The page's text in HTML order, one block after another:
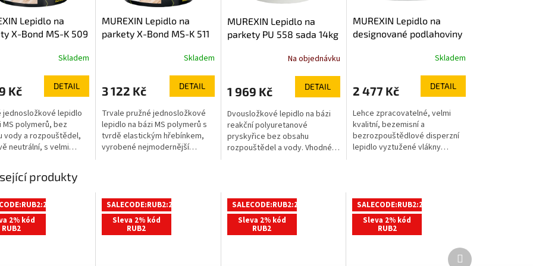
produkty
2% kód
RUB2
SALECODE:RUB2:2:%
Sleva 2% kód
RUB2
SALECODE:RUB2:2:%
Sleva 2% kód
RUB2
SALECODE:RUB2:2:%
Sleva 2% kód
RUB2
Další
Lepidlo na
X-Bond MS-K 509
Skladem
Kč DETAIL
jednosložkové lepidlo
MS polymerů, bez
vody a rozpouštědel,
neutrální, s velmi
k okamžité aplikaci.
k lepení prakticky
vlysů (16 – 22mm),
krytin,
i třívrstvých
MUREXIN Lepidlo na
parkety X-Bond MS-K 511
Skladem
3 122 Kč DETAIL
Trvale pružné jednosložkové
lepidlo na bázi MS polymerů s
tvrdě elastickým hřebínkem,
vyrobené nejmodernější
interiéru k lepení parket tl. 16 -
22mm, masivních prken,
elkoformátových vícevrstvých
dílců, dvouvrstvých a
MUREXIN Lepidlo na
parkety PU 558 sada 14kg
Na objednávku
1 969 Kč DETAIL
Dvousložkové lepidlo na bázi
reakční polyuretanové
pryskyřice bez obsahu
rozpouštědel a vody. Vhodné
konečná pevnost
MUREXIN Lepidlo na
designované podlahoviny
Skladem
2 477 Kč DETAIL
Lehce zpracovatelné, velmi
kvalitní, bezemisní a
bezrozpouštědlové disperzní
lepidlo vyztužené vlákny
(„vinylu“), PVC a CV podlahovin
všeho druhu v pásech i
dlaždicích, kaučuku v pásech i
dlaždicích do 3,2 mm a
polyolefinu. vyztužené vlákny
tvrdý hřeben lepidla vysoká